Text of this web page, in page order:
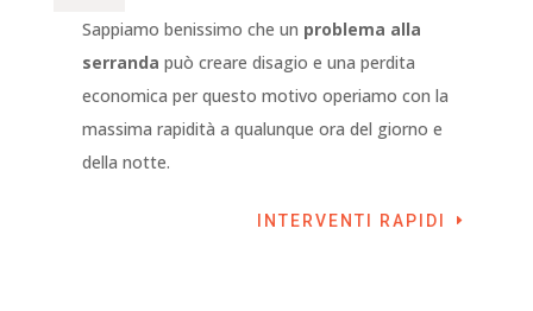
Sappiamo benissimo che un problema alla
serranda può creare disagio e una perdita
economica per questo motivo operiamo con la
massima rapidità a qualunque ora del giorno e
della notte.
INTERVENTI RAPIDI